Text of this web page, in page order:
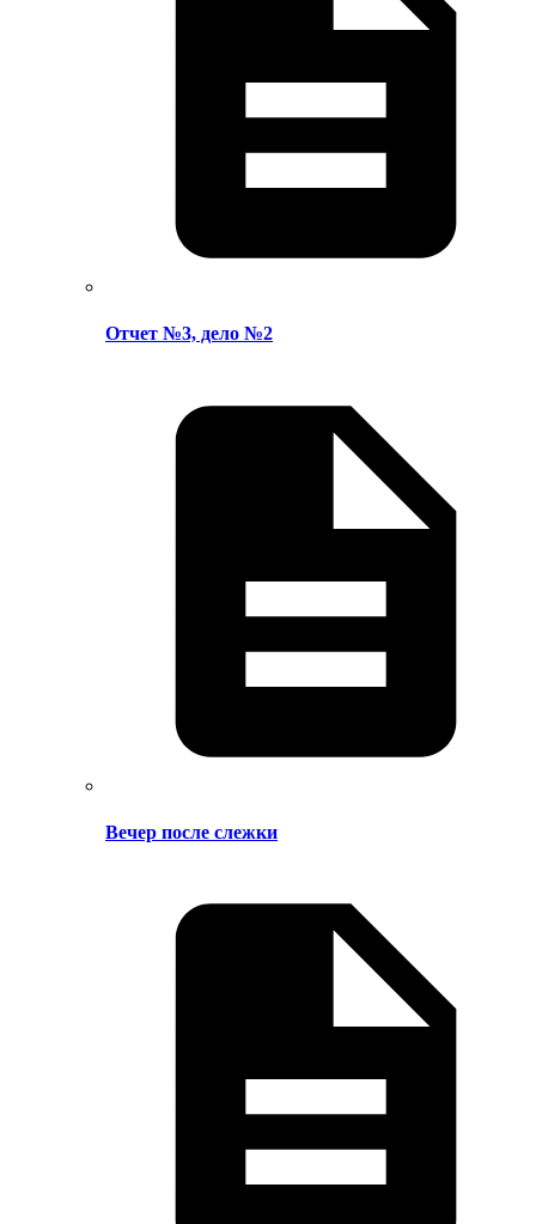
Отчет №3, дело №2
Вечер после слежки